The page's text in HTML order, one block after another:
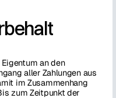
an den
aller Zahlungen aus
im Zusammenhang
zum Zeitpunkt der